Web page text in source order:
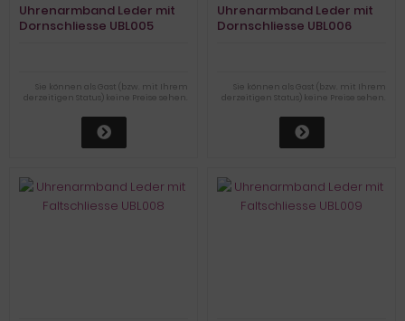
Uhrenarmband Leder mit
Dornschliesse UBL005
Sie können als Gast (bzw. mit Ihrem
derzeitigen Status) keine Preise sehen.
Uhrenarmband Leder mit
Dornschliesse UBL006
Sie können als Gast (bzw. mit Ihrem
derzeitigen Status) keine Preise sehen.